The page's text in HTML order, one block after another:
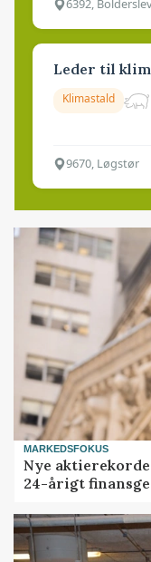
6392,
Leder til
Klimastald
9670, Løgstør
MARKEDSFOKUS
Nye
24-årigt